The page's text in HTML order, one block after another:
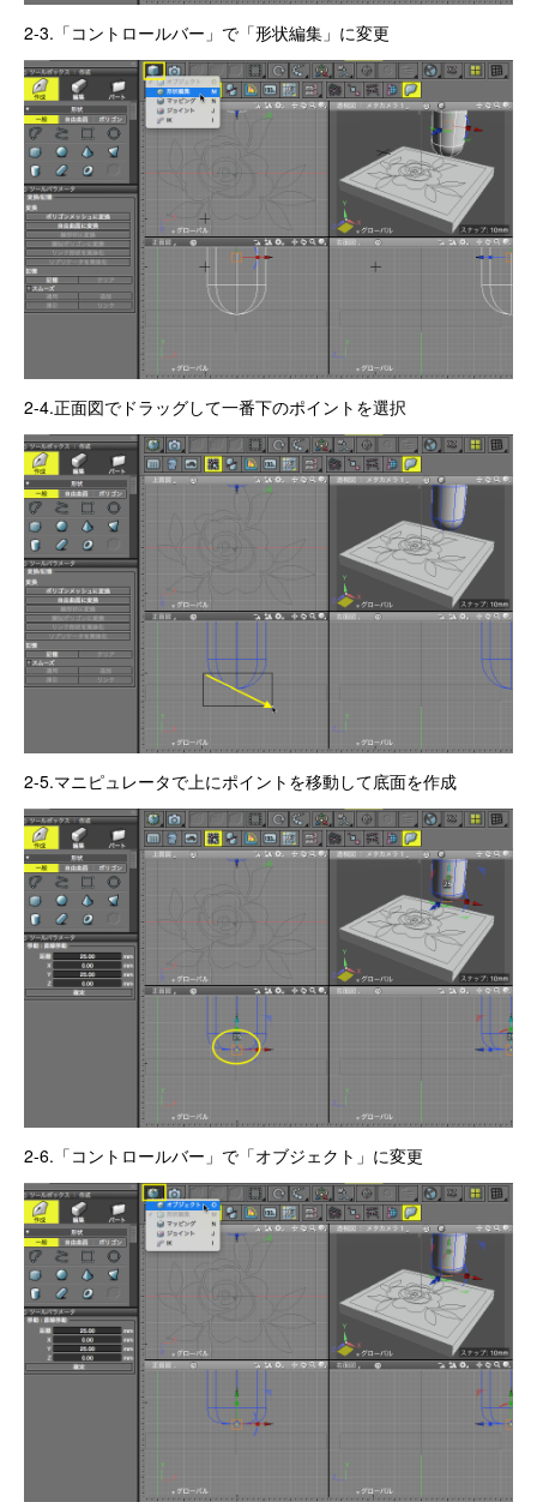
2-3.「コントロールバー」で「形状編集」に変更
2-4.正面図でドラッグして一番下のポイントを選択
2-5.マニピュレータで上にポイントを移動して底面を作成
2-6.「コントロールバー」で「オブジェクト」に変更